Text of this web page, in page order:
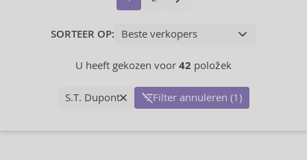
SORTEER OP:
U heeft gekozen voor 42 položek
S.T. Dupont Filter annuleren (1)